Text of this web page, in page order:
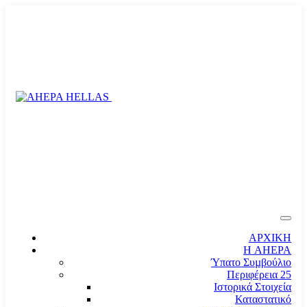
ΑΡΧΙΚΗ
Η AHEPA
Ύπατο Συµβούλιο
Περιφέρεια 25
Ιστορικά Στοιχεία
Καταστατικό